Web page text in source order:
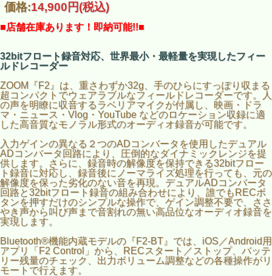
価格:14,900円(税込)
■店舗在庫あります！即納可能!!■
32bitフロート録音対応、世界最小・最軽量を実現したフィー
ルドレコーダー
ZOOM『F2』は、重さわずか32g、手のひらにすっぽり収まる
超コンパクトでウェアラブルなフィールドレコーダーです。人
の声を明瞭に収音するラベリアマイクが付属し、映画・ドラ
マ・ニュース・Vlog・YouTube などのロケーション収録に適
した高音質なモノラル形式のオーディオ録音が可能です。
入力ゲインの異なる２つのADコンバータを使用したデュアル
ADコンバータ回路により、圧倒的なダイナミックレンジを提
供します。さらに、録音時の解像度を保持できる32bitフロー
ト録音に対応し、録音後にノーマライズ処理を行っても、元の
解像度を保った劣化のない音を再現。デュアルADコンバータ
回路と32bitフロート録音の組み合わせにより、誰でもRECボ
タンを押すだけのシンプルな操作で、ゲイン調整不要で、ささ
やき声から叫び声まで音割れの無い高品位なオーディオ録音を
実現します。
Bluetooth®機能内蔵モデルの『F2-BT』では、iOS／Android用
アプリ「F2 Control」から、RECスタート／ストップ、バッテ
リー残量のチェック、出力ボリューム調整などの各種操作がリ
モートで行えます。